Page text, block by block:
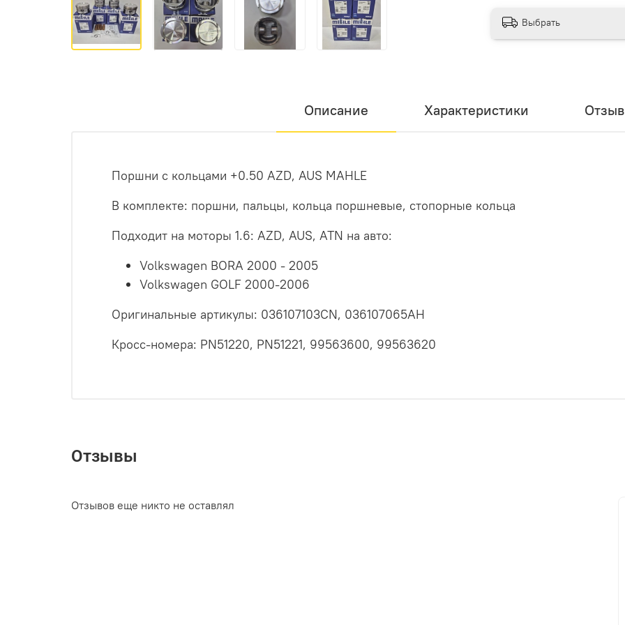
Выбрать
Описание Характеристики
Поршни с кольцами +0.50 AZD, AUS MAHLE
В комплекте: поршни, пальцы, кольца поршневые, стопорные кольца
Подходит на моторы 1.6: AZD, AUS, ATN на авто:
Volkswagen BORA 2000 - 2005
Volkswagen GOLF 2000-2006
Оригинальные артикулы: 036107103CN, 036107065AH
Кросс-номера: PN51220, PN51221, 99563600, 99563620
Отзывы
Отзывов еще никто не оставлял